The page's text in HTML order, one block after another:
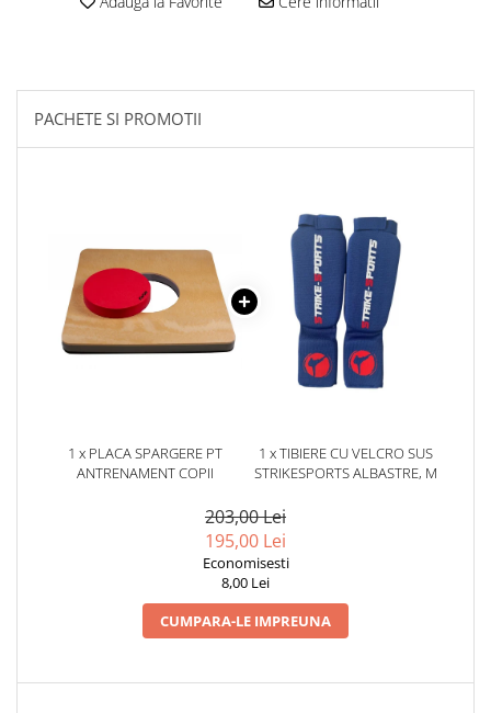
Perne Antebrat/Pao
Manechini Arte Martiale
Echipament Antrenori
Tricouri / Maiouri
Trening/Compleu
Bluze / Hanorace/Geci
Sepci / Caciuli
Echipament compresie
Lupte/Wrestling
Incaltaminte
Suprafete de lupta/Dotari sala
Suprafete de Lupta/Antrenament
PACHETE SI PROMOTII
1 x PLACA SPARGERE PT
ANTRENAMENT COPII
1 x TIBIERE CU VELCRO SUS
STRIKESPORTS ALBASTRE, M
203,00 Lei
195,00 Lei
Economisesti
8,00 Lei
CUMPARA-LE IMPREUNA